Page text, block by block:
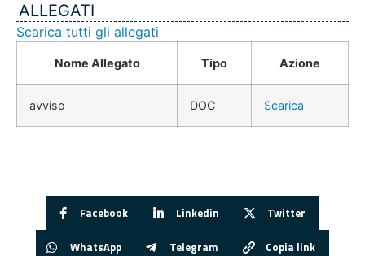
ALLEGATI
Scarica tutti gli allegati
Nome Allegato Tipo Azione
avviso DOC Scarica
Facebook Linkedin Twitter
WhatsApp Telegram Copia link